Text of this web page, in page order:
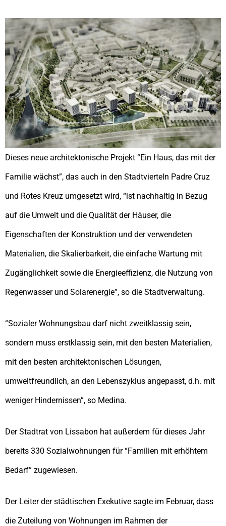
Dieses neue architektonische Projekt “Ein Haus, das mit der
Familie wächst”, das auch in den Stadtvierteln Padre Cruz
und Rotes Kreuz umgesetzt wird, “ist nachhaltig in Bezug
auf die Umwelt und die Qualität der Häuser, die
Eigenschaften der Konstruktion und der verwendeten
Materialien, die Skalierbarkeit, die einfache Wartung mit
Zugänglichkeit sowie die Energieeffizienz, die Nutzung von
Regenwasser und Solarenergie”, so die Stadtverwaltung.
“Sozialer Wohnungsbau darf nicht zweitklassig sein,
sondern muss erstklassig sein, mit den besten Materialien,
mit den besten architektonischen Lösungen,
umweltfreundlich, an den Lebenszyklus angepasst, d.h. mit
weniger Hindernissen”, so Medina.
Der Stadtrat von Lissabon hat außerdem für dieses Jahr
bereits 330 Sozialwohnungen für “Familien mit erhöhtem
Bedarf” zugewiesen.
Der Leiter der städtischen Exekutive sagte im Februar, dass
die Zuteilung von Wohnungen im Rahmen der